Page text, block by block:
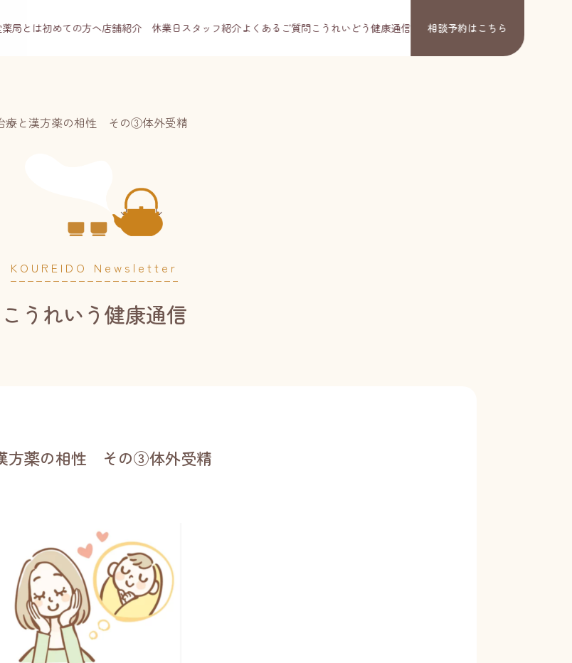
局とは初めての方へ店舗紹介 休業日スタッフ紹介よくあるご質問こうれいどう健康通信 相談予約はこちら
療と漢方薬の相性 その③体外受精
KOUREIDO Newsletter
こうれいう健康通信
方薬の相性 その③体外受精